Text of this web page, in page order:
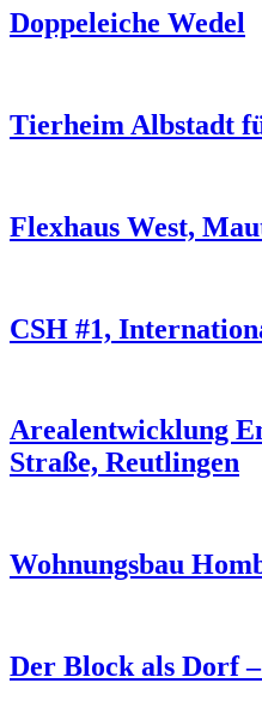
Doppeleiche Wedel
Tierheim Albstadt
Flexhaus West,
CSH #1,
Arealentwicklung
Straße, Reutlingen
Wohnungsbau
Der Block als Dorf